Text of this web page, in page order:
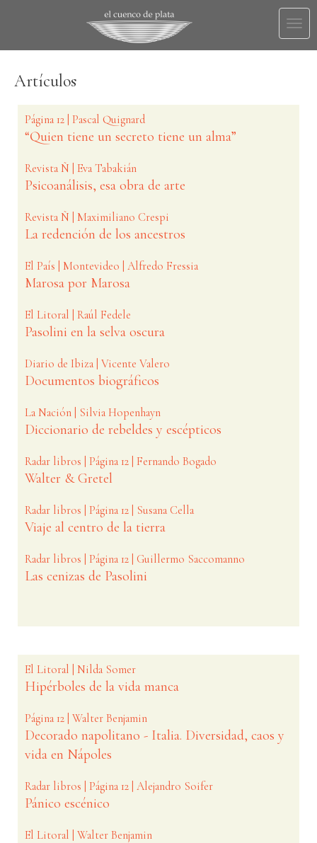
Artículos
Página 12 | Pascal Quignard
“Quien tiene un secreto tiene un alma”
Revista Ñ | Eva Tabakián
Psicoanálisis, esa obra de arte
Revista Ñ | Maximiliano Crespi
La redención de los ancestros
El País | Montevideo | Alfredo Fressia
Marosa por Marosa
El Litoral | Raúl Fedele
Pasolini en la selva oscura
Diario de Ibiza | Vicente Valero
Documentos biográficos
La Nación | Silvia Hopenhayn
Diccionario de rebeldes y escépticos
Radar libros | Página 12 | Fernando Bogado
Walter & Gretel
Radar libros | Página 12 | Susana Cella
Viaje al centro de la tierra
Radar libros | Página 12 | Guillermo Saccomanno
Las cenizas de Pasolini
El Litoral | Nilda Somer
Hipérboles de la vida manca
Página 12 | Walter Benjamin
Decorado napolitano - Italia. Diversidad, caos y
vida en Nápoles
Radar libros | Página 12 | Alejandro Soifer
Pánico escénico
El Litoral | Walter Benjamin